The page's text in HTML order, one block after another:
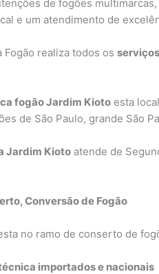
de fogões
e um atendimento de
Fogão realiza todos os
fogão Jardim Kioto esta
de São Paulo, grande São
Jardim Kioto atende de
Conversão de Fogão
no ramo de conserto de
importados e nacionais